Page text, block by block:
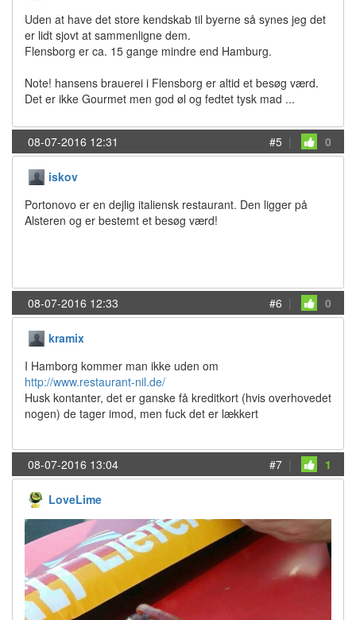
Uden at have det store kendskab til byerne så synes jeg det
er lidt sjovt at sammenligne dem.
Flensborg er ca. 15 gange mindre end Hamburg.
Note! hansens brauerei i Flensborg er altid et besøg værd.
Det er ikke Gourmet men god øl og fedtet tysk mad ...
08-07-2016 12:31 #5 | 0
iskov
Portonovo er en dejlig italiensk restaurant. Den ligger på
Alsteren og er bestemt et besøg værd!
08-07-2016 12:33 #6 | 0
kramix
I Hamborg kommer man ikke uden om
http://www.restaurant-nil.de/
Husk kontanter, det er ganske få kreditkort (hvis overhovedet
nogen) de tager imod, men fuck det er lækkert
08-07-2016 13:04 #7 | 1
LoveLime